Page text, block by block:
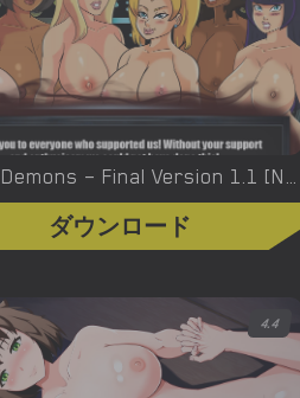
Urban Demons – Final Version 1.1 [Nergal]
ダウンロード
4.4